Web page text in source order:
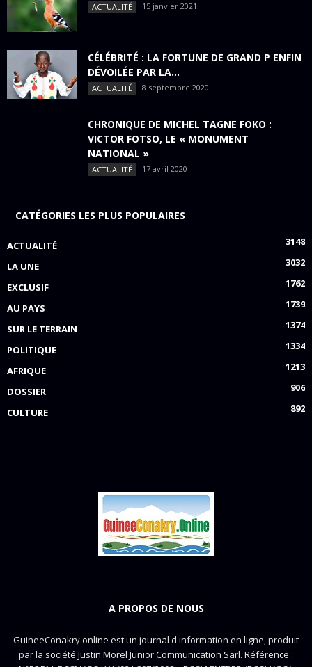
ACTUALITÉ 15 janvier 2021
CÉLÉBRITÉ : LA FORTUNE DE GRAND P ENFIN
DÉVOILÉE PAR LA...
ACTUALITÉ 8 septembre 2020
CHRONIQUE DE MICHEL TAGNE FOKO :
VICTOR FOTSO, LE « MONUMENT
NATIONAL »
ACTUALITÉ 17 avril 2020
CATÉGORIES LES PLUS POPULAIRES
ACTUALITÉ
3148
LA UNE
3032
EXCLUSIF
1762
AU PAYS
1739
SUR LE TERRAIN
1374
POLITIQUE
1334
AFRIQUE
1213
DOSSIER
906
CULTURE
892
A PROPOS DE NOUS
GuineeConakry.online est un journal d'information en ligne, produit
par la société Justin Morel Junior Communication Sarl. Référence :